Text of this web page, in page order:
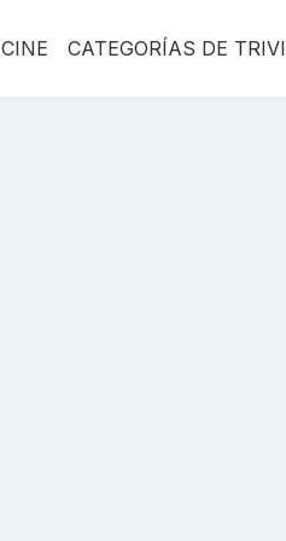
CINE CATEGORÍAS DE